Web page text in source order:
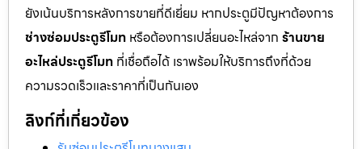
ยังเน้นบริการหลังการขายที่ดีเยี่ยม หากประตูมีปัญหาต้องการ
ช่างซ่อมประตูรีโมท หรือต้องการเปลี่ยนอะไหล่จาก ร้านขาย
อะไหล่ประตูรีโมท ที่เชื่อถือได้ เราพร้อมให้บริการถึงที่ด้วย
ความรวดเร็วและราคาที่เป็นกันเอง
ลิงก์ที่เกี่ยวข้อง